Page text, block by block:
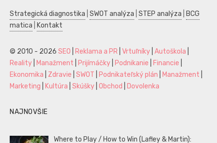
Strategická diagnostika SWOT analýza STEP analýza
BCG
matica
Kontakt
© 2010 - 2026 SEO Reklama a PR Vrtuľníky Autoškola
Reality
Manažment Prijímáčky Podnikanie Financie
Ekonomika
Zdravie SWOT Podnikateľský plán Manažment
Marketing
Kultúra Skúšky Obchod Dovolenka
NAJNOVŠIE
Where to Play / How to Win (Lafley & Martin):